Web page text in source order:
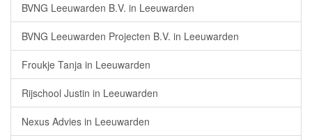
BVNG Leeuwarden B.V. in Leeuwarden
BVNG Leeuwarden Projecten B.V. in Leeuwarden
Froukje Tanja in Leeuwarden
Rijschool Justin in Leeuwarden
Nexus Advies in Leeuwarden